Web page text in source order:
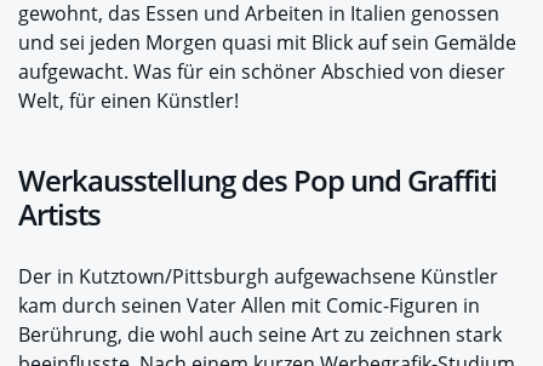
gewohnt, das Essen und Arbeiten in Italien genossen
und sei jeden Morgen quasi mit Blick auf sein Gemälde
aufgewacht. Was für ein schöner Abschied von dieser
Welt, für einen Künstler!
Werkausstellung des Pop und Graffiti
Artists
Der in Kutztown/Pittsburgh aufgewachsene Künstler
kam durch seinen Vater Allen mit Comic-Figuren in
Berührung, die wohl auch seine Art zu zeichnen stark